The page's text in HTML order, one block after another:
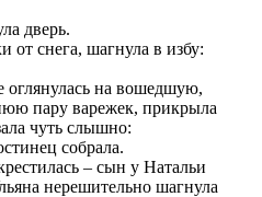
дверь.
от снега, шагнула в избу:
оглянулась на вошедшую,
пару варежек, прикрыла
чуть слышно:
собрала.
– сын у Натальи
нерешительно шагнула